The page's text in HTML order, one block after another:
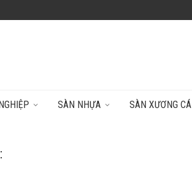
SÀN NHỰA SÀN XƯƠNG CÁ